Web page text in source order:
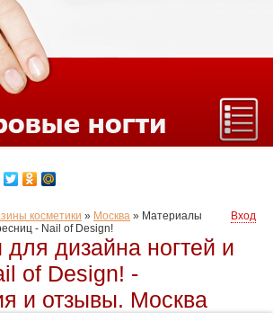
косметики » Москва » Материалы
- Nail of Design!
Вход
дизайна ногтей и
of Design! -
и отзывы. Москва